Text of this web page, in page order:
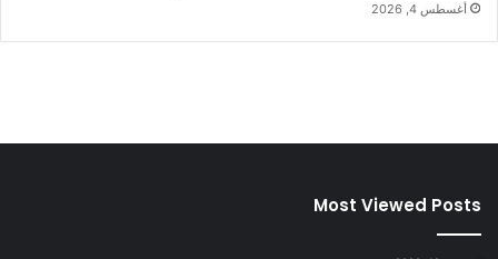
أغسطس 4, 2026
Most Viewed Posts